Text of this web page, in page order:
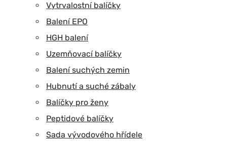
Vytrvalostní balíčky
Balení EPO
HGH balení
Uzemňovací balíčky
Balení suchých zemin
Hubnutí a suché zábaly
Balíčky pro ženy
Peptidové balíčky
Sada vývodového hřídele